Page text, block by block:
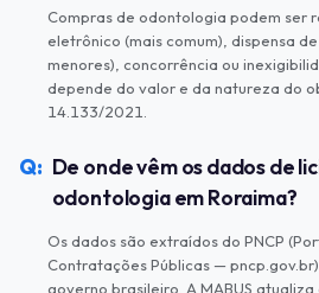
Compras de odontologia podem ser
eletrônico (mais comum), dispensa
menores), concorrência ou
depende do valor e da natureza do
14.133/2021.
De onde vêm os dados de
odontologia em Roraima?
Os dados são extraídos do PNCP
Contratações Públicas —
governo brasileiro. A MABUS